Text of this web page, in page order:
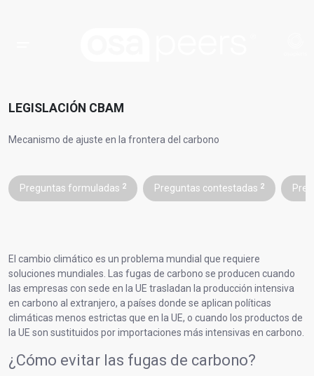
LEGISLACIÓN CBAM
Mecanismo de ajuste en la frontera del carbono
Preguntas formuladas 2 Preguntas contestadas 2
El cambio climático es un problema mundial que requiere
soluciones mundiales. Las fugas de carbono se producen cuando
las empresas con sede en la UE trasladan la producción intensiva
en carbono al extranjero, a países donde se aplican políticas
climáticas menos estrictas que en la UE, o cuando los productos de
la UE son sustituidos por importaciones más intensivas en carbono.
¿Cómo evitar las fugas de carbono?